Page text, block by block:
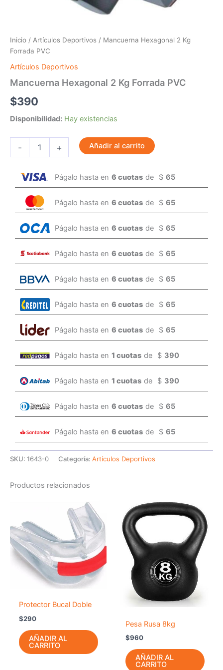
Inicio / Artículos Deportivos / Mancuerna Hexagonal 2 Kg
Forrada PVC
Artículos Deportivos
Mancuerna Hexagonal 2 Kg Forrada PVC
$390
Disponibilidad: Hay existencias
- + Añadir al carrito
Págalo hasta en 6 cuotas de $ 65
Págalo hasta en 6 cuotas de $ 65
Págalo hasta en 6 cuotas de $ 65
Págalo hasta en 6 cuotas de $ 65
Págalo hasta en 6 cuotas de $ 65
Págalo hasta en 6 cuotas de $ 65
Págalo hasta en 6 cuotas de $ 65
Págalo hasta en 1 cuotas de $ 390
Págalo hasta en 1 cuotas de $ 390
Págalo hasta en 6 cuotas de $ 65
Págalo hasta en 6 cuotas de $ 65
SKU: 1643-0 Categoría: Artículos Deportivos
Productos relacionados
Protector Bucal Doble
$290
AÑADIR AL
CARRITO
Pesa Rusa 8kg
$960
AÑADIR AL
CARRITO